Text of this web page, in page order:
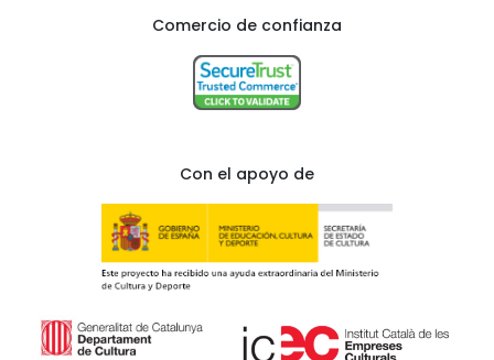
Comercio de confianza
Con el apoyo de